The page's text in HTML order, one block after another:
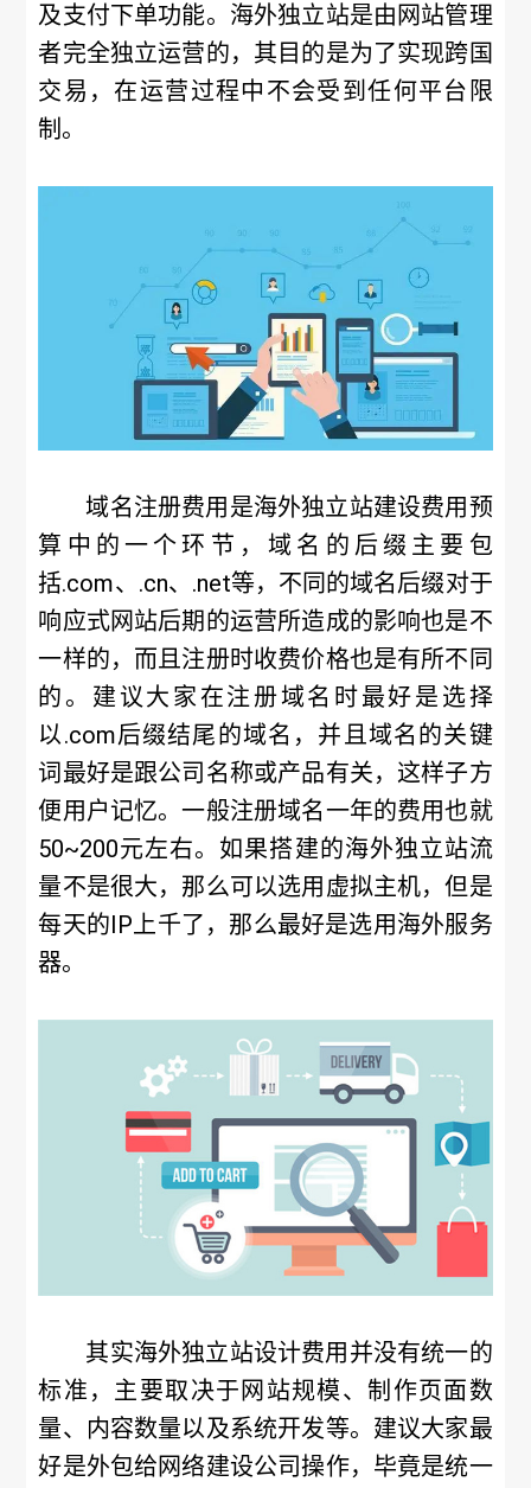
及支付下单功能。海外独立站是由网站管理
者完全独立运营的，其目的是为了实现跨国
交易，在运营过程中不会受到任何平台限
制。
域名注册费用是海外独立站建设费用预
算中的一个环节，域名的后缀主要包
括.com、.cn、.net等，不同的域名后缀对于
响应式网站后期的运营所造成的影响也是不
一样的，而且注册时收费价格也是有所不同
的。建议大家在注册域名时最好是选择
以.com后缀结尾的域名，并且域名的关键
词最好是跟公司名称或产品有关，这样子方
便用户记忆。一般注册域名一年的费用也就
50~200元左右。如果搭建的海外独立站流
量不是很大，那么可以选用虚拟主机，但是
每天的IP上千了，那么最好是选用海外服务
器。
其实海外独立站设计费用并没有统一的
标准，主要取决于网站规模、制作页面数
量、内容数量以及系统开发等。建议大家最
好是外包给网络建设公司操作，毕竟是统一